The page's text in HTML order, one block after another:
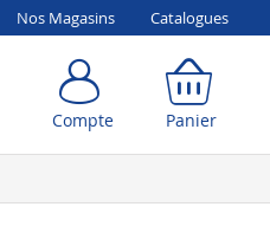
Nos Magasins Catalogues
Compte Panier
Panier